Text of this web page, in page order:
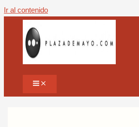
Ir al contenido